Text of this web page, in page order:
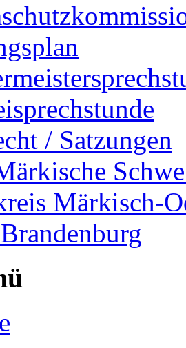
/ Satzungen
Märkisch-